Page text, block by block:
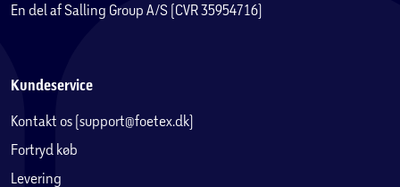
En del af Salling Group A/S (CVR 35954716)
Kundeservice
Kontakt os (support@foetex.dk)
Fortryd køb
Levering